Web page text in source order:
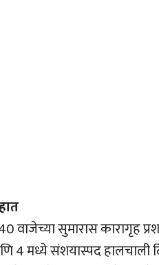
वाजेच्या सुमारास कारागृह
4 मध्ये संशयास्पद